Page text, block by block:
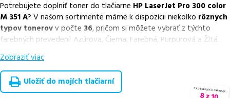
Potrebujete doplniť toner do tlačiarne HP LaserJet Pro 300 color
M 351 A? V našom sortimente máme k dispozícii niekoľko rôznych
typov tonerovv počte 36, pričom si môžete vybrať z týchto
farebných prevedení: Azúrova, Čierna, Farebná, Purpurová a Žltá.
Z uvedeného množstva dostupných náplní
náplnev počte7ks, ako ajcenovo výhodnejšie alternatívy,
ktoré plne zachovávajú kvalitu tlače
overené náhrady v rôznych triedach
, medzi ktoré patríšpičková
Zobraziť viac
Uložiť do mojích tlačiarní